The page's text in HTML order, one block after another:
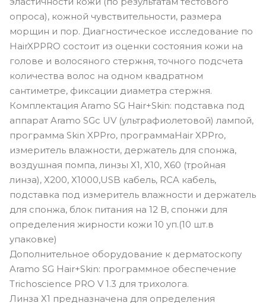
опроса), кожной чувствительности, размера
морщин и пор. Диагностическое исследование по
HairXPPRO состоит из оценки состояния кожи на
голове и волосяного стержня, точного подсчета
количества волос на одном квадратном
сантиметре, фиксации диаметра стержня.
Комплектация Aramo SG Hair+Skin: подставка под
аппарат Aramo SGс UV (ультрафиолетовой) лампой,
программа Skin XPPro, программаHair XPPro,
измеритель влажности, держатель для спонжа,
воздушная помпа, линзы Х1, Х10, Х60 (тройная
линза), Х200, Х1000,USB кабель, RCA кабель,
подставка под измеритель влажности и держатель
для спонжа, блок питания на 12 В, спонжи для
определения жирности кожи 10 уп.(10 шт.в
упаковке)
Дополнительное оборудование к дерматоскопу
Aramo SG Hair+Skin: программное обеспечение
Trichoscience PRO V 1.3 для трихолога.
Линза Х1 предназначена для определения